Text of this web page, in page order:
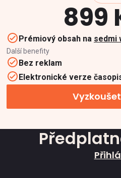
899
Prémiový obsah na sedmi
Další benefity
Bez reklam
Elektronické verze